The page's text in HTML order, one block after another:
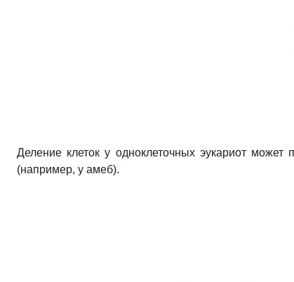
Деление клеток у одноклеточных эукариот
(например, у амеб).